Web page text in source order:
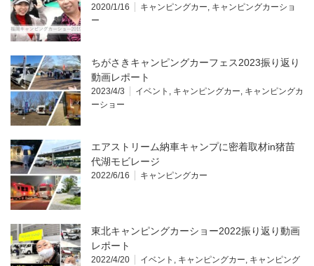
2020/1/16 キャンピングカー, キャンピングカーショ
ー
ちがさきキャンピングカーフェス2023振り返り
動画レポート
2023/4/3 イベント , キャンピングカー, キャンピングカ
ーショー
エアストリーム納車キャンプに密着取材in猪苗
代湖モビレージ
2022/6/16 キャンピングカー
東北キャンピングカーショー2022振り返り動画
レポート
2022/4/20 イベント , キャンピングカー, キャンピング